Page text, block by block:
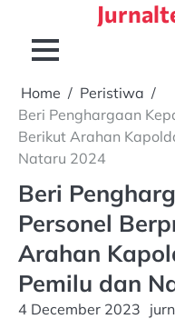
content
Home
Peristiwa
Beri Penghargaan
Berikut Arahan
Nataru 2024
Beri
Personel
Arahan
Pemilu dan
4 December 2023